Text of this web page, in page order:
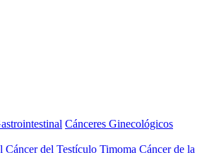
Cánceres Ginecológicos
Cáncer del Testículo Timoma Cáncer de la